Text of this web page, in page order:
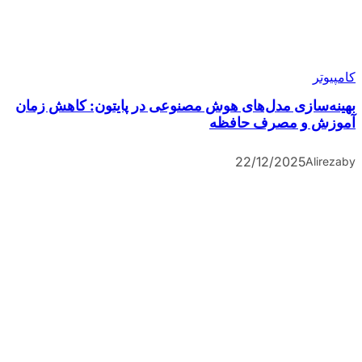
کامپیوتر
بهینه‌سازی مدل‌های هوش مصنوعی در پایتون: کاهش زمان
آموزش و مصرف حافظه
by
Alireza
22/12/2025